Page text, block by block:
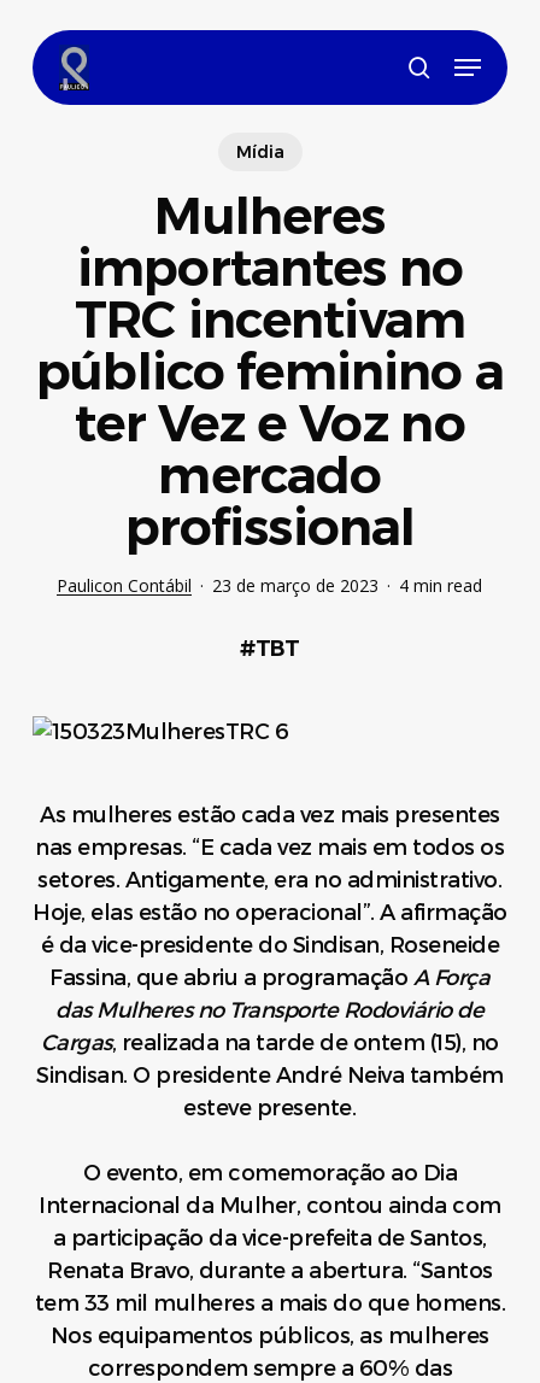
main
content
search
Menu
Mídia
Mulheres
importantes no
TRC incentivam
público feminino a
ter Vez e Voz no
mercado
profissional
Paulicon Contábil 23 de março de 2023 4 min read
#TBT
As mulheres estão cada vez mais presentes
nas empresas. “E cada vez mais em todos os
setores. Antigamente, era no administrativo.
Hoje, elas estão no operacional”. A afirmação
é da vice-presidente do Sindisan, Roseneide
Fassina, que abriu a programação A Força
das Mulheres no Transporte Rodoviário de
Cargas, realizada na tarde de ontem (15), no
Sindisan. O presidente André Neiva também
esteve presente.
O evento, em comemoração ao Dia
Internacional da Mulher, contou ainda com
a participação da vice-prefeita de Santos,
Renata Bravo, durante a abertura. “Santos
tem 33 mil mulheres a mais do que homens.
Nos equipamentos públicos, as mulheres
correspondem sempre a 60% das